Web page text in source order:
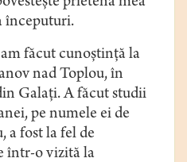
începuturi.
făcut cunoştinţă la
nad Toplou, în
Galaţi. A făcut studii
pe numele ei de
a fost la fel de
într-o vizită la